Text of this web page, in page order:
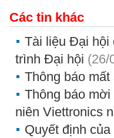
Các tin khác
Tài liệu Đại hội
trình Đại hội (26/
Thông báo
Thông báo
niên Viettronics
Quyết định